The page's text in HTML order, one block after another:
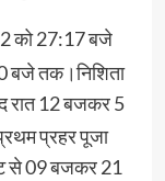
को 27:17 बजे
बजे तक।निशिता
रात 12 बजकर 5
प्रहर पूजा
से 09 बजकर 21